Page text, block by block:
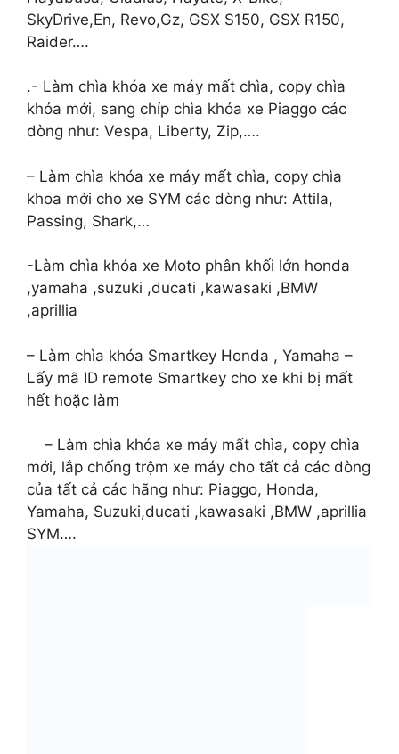
SkyDrive,En, Revo,Gz, GSX S150, GSX R150,
Raider….
.- Làm chìa khóa xe máy mất chìa, copy chìa
khóa mới, sang chíp chìa khóa xe Piaggo các
dòng như: Vespa, Liberty, Zip,….
– Làm chìa khóa xe máy mất chìa, copy chìa
khoa mới cho xe SYM các dòng như: Attila,
Passing, Shark,…
-Làm chìa khóa xe Moto phân khối lớn honda
,yamaha ,suzuki ,ducati ,kawasaki ,BMW
,aprillia
– Làm chìa khóa Smartkey Honda , Yamaha –
Lấy mã ID remote Smartkey cho xe khi bị mất
hết hoặc làm
– Làm chìa khóa xe máy mất chìa, copy chìa
mới, lắp chống trộm xe máy cho tất cả các dòng
của tất cả các hãng như: Piaggo, Honda,
Yamaha, Suzuki,ducati ,kawasaki ,BMW ,aprillia
SYM….